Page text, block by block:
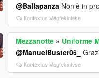
@Ballapanza Non è in
Kontextus Megtekintése
Mezzanotte » Uniforme
@ManuelBuster06_
Kontextus Megtekintése